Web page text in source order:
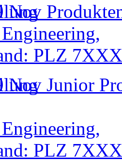
Nov
PLZ
Nov Junior
PLZ